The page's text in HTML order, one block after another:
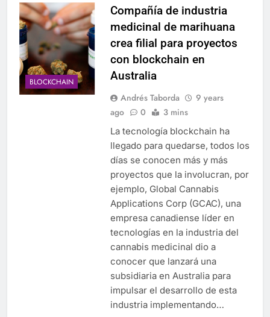
BLOCKCHAIN
Compañía de industria
medicinal de marihuana
crea filial para proyectos
con blockchain en
Australia
Andrés Taborda
9 years
ago
0 3 mins
La tecnología blockchain ha
llegado para quedarse, todos los
días se conocen más y más
proyectos que la involucran, por
ejemplo, Global Cannabis
Applications Corp (GCAC), una
empresa canadiense líder en
tecnologías en la industria del
cannabis medicinal dio a
conocer que lanzará una
subsidiaria en Australia para
impulsar el desarrollo de esta
industria implementando…